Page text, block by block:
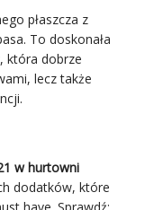
płaszcza z
To doskonała
która dobrze
lecz także
w hurtowni
dodatków, które